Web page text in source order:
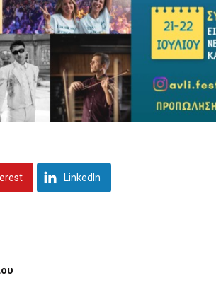
LinkedIn